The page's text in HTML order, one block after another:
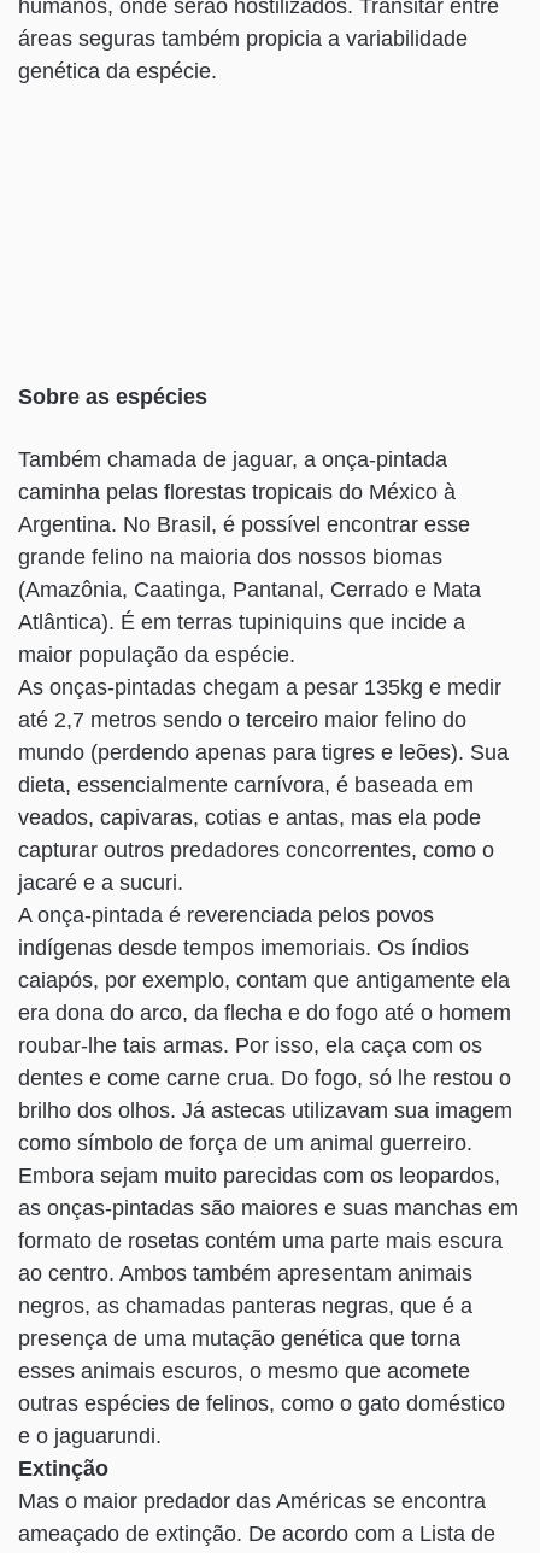
humanos, onde serão hostilizados. Transitar entre
áreas seguras também propicia a variabilidade
genética da espécie.
Sobre as espécies
Também chamada de jaguar, a onça-pintada
caminha pelas florestas tropicais do México à
Argentina. No Brasil, é possível encontrar esse
grande felino na maioria dos nossos biomas
(Amazônia, Caatinga, Pantanal, Cerrado e Mata
Atlântica). É em terras tupiniquins que incide a
maior população da espécie.
As onças-pintadas chegam a pesar 135kg e medir
até 2,7 metros sendo o terceiro maior felino do
mundo (perdendo apenas para tigres e leões). Sua
dieta, essencialmente carnívora, é baseada em
veados, capivaras, cotias e antas, mas ela pode
capturar outros predadores concorrentes, como o
jacaré e a sucuri.
A onça-pintada é reverenciada pelos povos
indígenas desde tempos imemoriais. Os índios
caiapós, por exemplo, contam que antigamente ela
era dona do arco, da flecha e do fogo até o homem
roubar-lhe tais armas. Por isso, ela caça com os
dentes e come carne crua. Do fogo, só lhe restou o
brilho dos olhos. Já astecas utilizavam sua imagem
como símbolo de força de um animal guerreiro.
Embora sejam muito parecidas com os leopardos,
as onças-pintadas são maiores e suas manchas em
formato de rosetas contém uma parte mais escura
ao centro. Ambos também apresentam animais
negros, as chamadas panteras negras, que é a
presença de uma mutação genética que torna
esses animais escuros, o mesmo que acomete
outras espécies de felinos, como o gato doméstico
e o jaguarundi.
Extinção
Mas o maior predador das Américas se encontra
ameaçado de extinção. De acordo com a Lista de